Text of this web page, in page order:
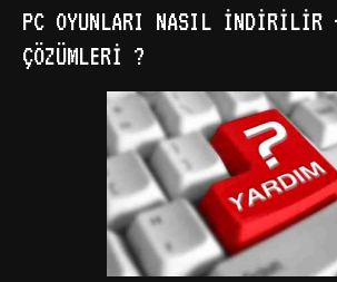
PC OYUNLARI NASIL İNDIRILIR
ÇÖZÜMLERI ?